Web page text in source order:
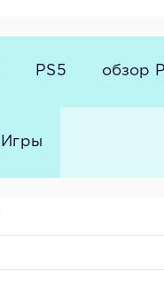
PS5 обзор
Игры